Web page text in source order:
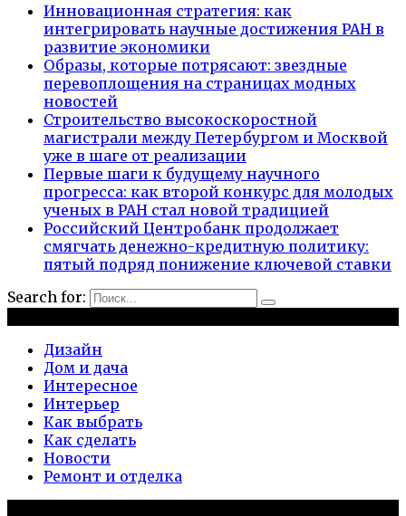
Инновационная стратегия: как
интегрировать научные достижения РАН в
развитие экономики
Образы, которые потрясают: звездные
перевоплощения на страницах модных
новостей
Строительство высокоскоростной
магистрали между Петербургом и Москвой
уже в шаге от реализации
Первые шаги к будущему научного
прогресса: как второй конкурс для молодых
ученых в РАН стал новой традицией
Российский Центробанк продолжает
смягчать денежно-кредитную политику:
пятый подряд понижение ключевой ставки
Search for:
Дизайн
Дом и дача
Интересное
Интерьер
Как выбрать
Как сделать
Новости
Ремонт и отделка